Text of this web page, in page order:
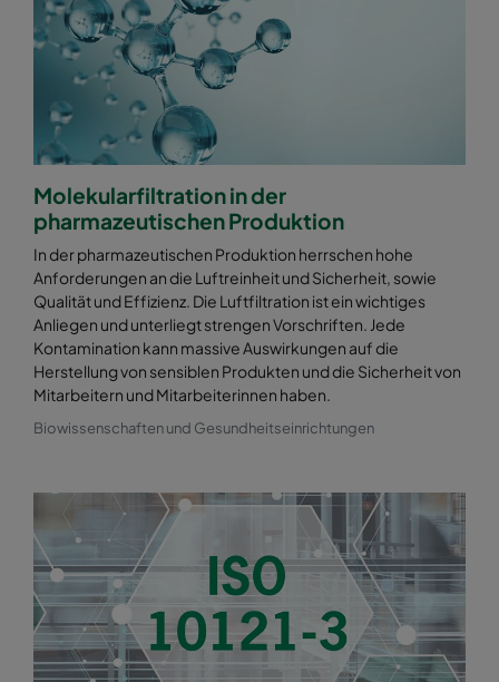
Molekularfiltration in der
pharmazeutischen Produktion
In der pharmazeutischen Produktion herrschen hohe
Anforderungen an die Luftreinheit und Sicherheit, sowie
Qualität und Effizienz. Die Luftfiltration ist ein wichtiges
Anliegen und unterliegt strengen Vorschriften. Jede
Kontamination kann massive Auswirkungen auf die
Herstellung von sensiblen Produkten und die Sicherheit von
Mitarbeitern und Mitarbeiterinnen haben.
Biowissenschaften und Gesundheitseinrichtungen